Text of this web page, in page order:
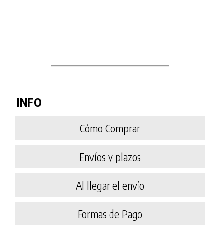
INFO
Cómo Comprar
Envíos y plazos
Al llegar el envío
Formas de Pago